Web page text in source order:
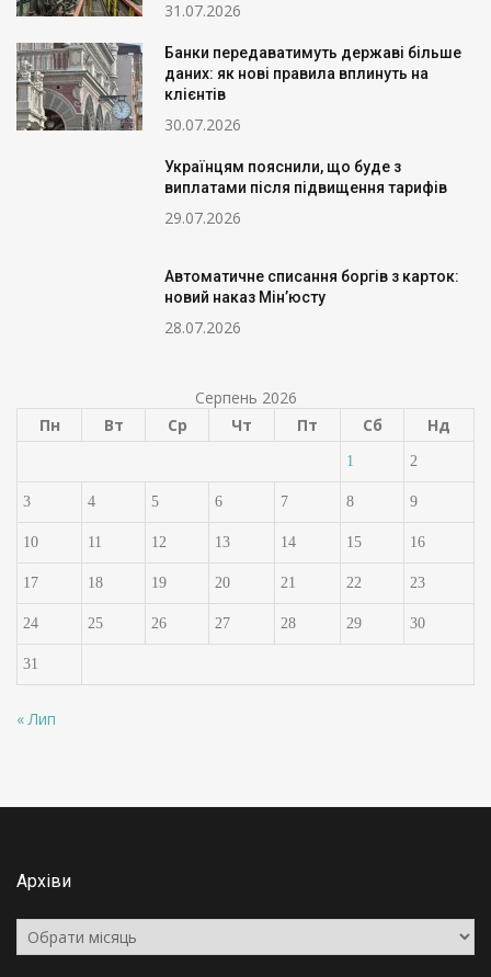
31.07.2026
Банки передаватимуть державі більше
даних: як нові правила вплинуть на
клієнтів
30.07.2026
Українцям пояснили, що буде з
виплатами після підвищення тарифів
29.07.2026
Автоматичне списання боргів з карток:
новий наказ Мін’юсту
28.07.2026
Серпень 2026
Пн
Вт Ср Чт Пт Сб Нд
1 2
3 4 5 6 7 8 9
10 11 12 13 14 15 16
17 18 19 20 21 22 23
24 25 26 27 28 29 30
31
« Лип
Архіви
Архіви